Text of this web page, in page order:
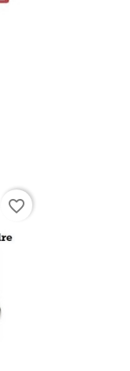
favorite_border